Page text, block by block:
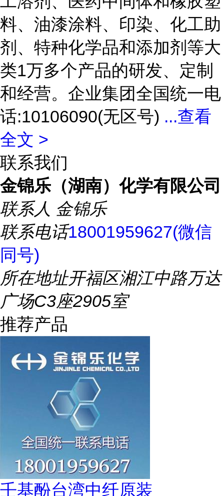
料、油漆涂料、印染、化工助
剂、特种化学品和添加剂等大
类1万多个产品的研发、定制
和经营。企业集团全国统一电
话:10106090(无区号) ...查看
全文 >
联系我们
金锦乐（湖南）化学有限公司
联系人 金锦乐
联系电话18001959627(微信
同号)
所在地址开福区湘江中路万达
广场C3座2905室
推荐产品
壬基酚台湾中纤原装